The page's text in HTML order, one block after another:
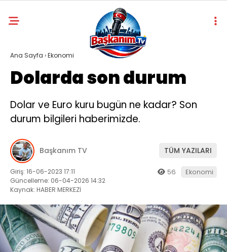
Ana Sayfa ›Ekonomi
Dolarda son durum
Dolar ve Euro kuru bugün ne kadar? Son
durum bilgileri haberimizde.
Başkanım TV TÜM YAZILARI
Giriş: 16-06-2023 17:11
Güncelleme: 06-04-2026 14:32
Kaynak: HABER MERKEZİ
56 Ekonomi